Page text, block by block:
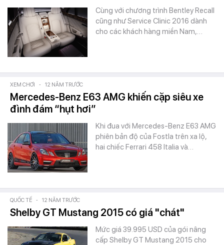
Cùng với chương trình Bentley Recall
cũng như Service Clinic 2016 dành
cho các khách hàng miền Nam,…
XEM CHƠI - 12 NĂM TRƯỚC
Mercedes-Benz E63 AMG khiến cặp siêu xe
đình đám “hụt hơi”
Khi đua với Mercedes-Benz E63 AMG
phiên bản độ của Fostla trên xa lộ,
hai chiếc Ferrari 458 Italia và…
QUỐC TẾ - 12 NĂM TRƯỚC
Shelby GT Mustang 2015 có giá "chát"
Mức giá 39.995 USD của gói nâng
cấp Shelby GT Mustang 2015 cho